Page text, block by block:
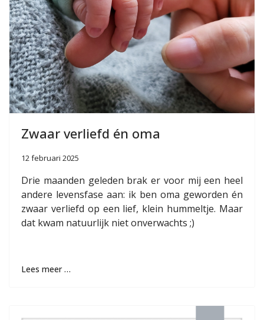
Zwaar verliefd én oma
12 februari 2025
Drie maanden geleden brak er voor mij een heel
andere levensfase aan: ik ben oma geworden én
zwaar verliefd op een lief, klein hummeltje. Maar
dat kwam natuurlijk niet onverwachts ;)
Lees meer …